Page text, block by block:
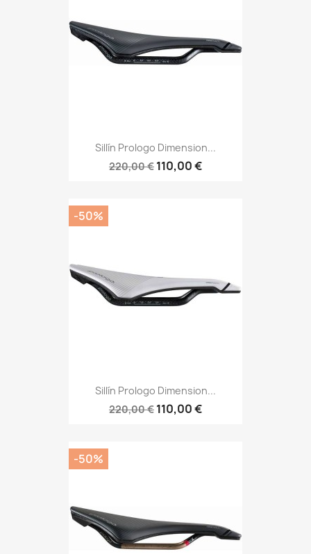
Sillín Prologo Dimension...
220,00 € 110,00 €
Sillín Prologo Dimension...
220,00 € 110,00 €
-50%
-50%